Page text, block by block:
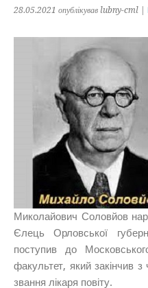
28.05.2021 опублікував lubny-cml |
Миколайович Соловйов
Єлець Орловської
поступив до
факультет, який закінчив
звання лікаря повіту.